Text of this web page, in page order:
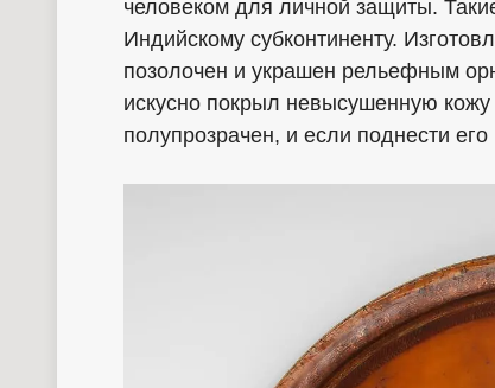
человеком для личной защиты.
Индийскому субконтиненту.
позолочен и украшен рельефным
искусно покрыл невысушенную
полупрозрачен, и если поднести его